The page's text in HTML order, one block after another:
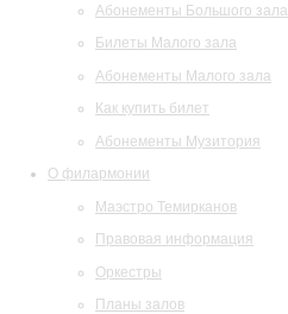
Абонементы Большого зала
Билеты Малого зала
Абонементы Малого зала
Как купить билет
Абонементы Музитория
О филармонии
Маэстро Темирканов
Правовая информация
Оркестры
Планы залов